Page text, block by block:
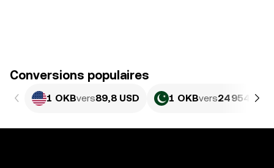
Conversions populaires
1 OKBvers89,8 USD 1 OKBvers24 954,49